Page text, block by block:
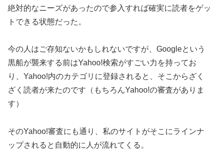
絶対的なニーズがあったので参入すれば確実に読者をゲッ
トできる状態だった。
今の人はご存知ないかもしれないですが、Googleという
黒船が襲来する前はYahoo!検索がすごい力を持ってお
り、Yahoo!内のカテゴリに登録されると、そこからざく
ざく読者が来たのです（もちろんYahoo!の審査がありま
す）
そのYahoo!審査にも通り、私のサイトがそこにラインナ
ップされると自動的に人が流れてくる。